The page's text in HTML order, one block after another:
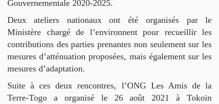
Gouvernementale 2020-2025.
Deux ateliers nationaux ont été organisés par le
Ministère chargé de l’environnent pour recueillir les
contributions des parties prenantes non seulement sur les
mesures d’atténuation proposées, mais également sur les
mesures d’adaptation.
Suite à ces deux rencontres, l’ONG Les Amis de la
Terre-Togo a organisé le 26 août 2021 à Tokoin